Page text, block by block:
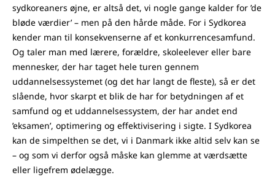
sydkoreaners øjne, er altså det, vi nogle gange kalder for ’de
bløde værdier’ – men på den hårde måde. For i Sydkorea
kender man til konsekvenserne af et konkurrencesamfund.
Og taler man med lærere, forældre, skoleelever eller bare
mennesker, der har taget hele turen gennem
uddannelsessystemet (og det har langt de fleste), så er det
slående, hvor skarpt et blik de har for betydningen af et
samfund og et uddannelsessystem, der har andet end
’eksamen’, optimering og effektivisering i sigte. I Sydkorea
kan de simpelthen se det, vi i Danmark ikke altid selv kan se
– og som vi derfor også måske kan glemme at værdsætte
eller ligefrem ødelægge.